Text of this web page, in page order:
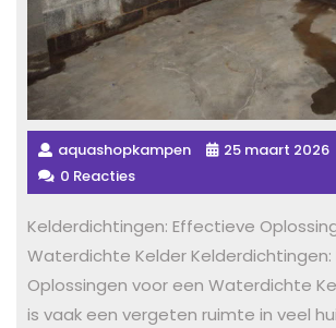
aquashopkampen
25 maart 2026
0 Reacties
Kelderdichtingen: Effectieve
Waterdichte Kelder
Oplossingen voor een Waterdichte
is vaak een vergeten ruimte in veel